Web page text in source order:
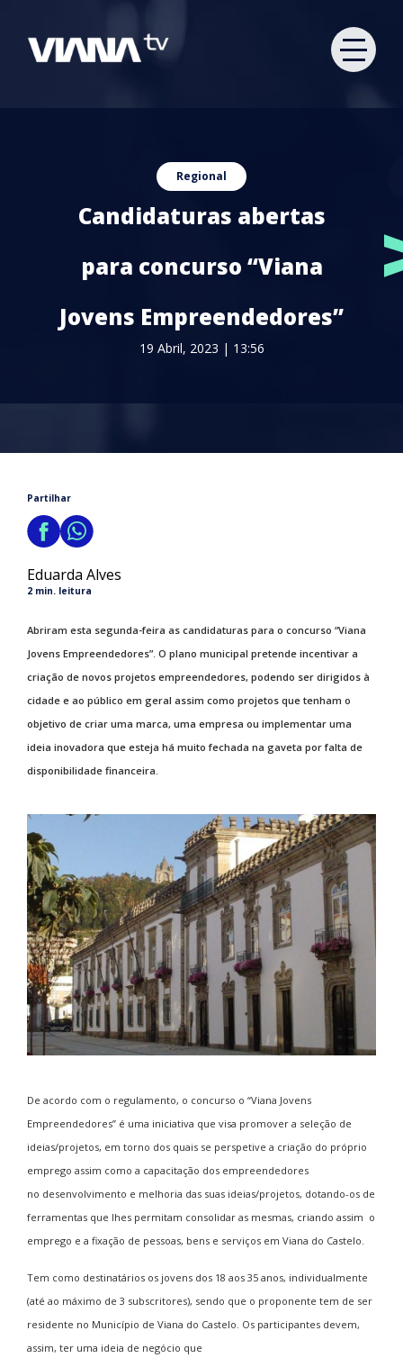
Regional
Candidaturas abertas
para concurso “Viana
Jovens Empreendedores”
19 Abril, 2023 | 13:56
Partilhar
Eduarda Alves
2 min. leitura
Abriram esta segunda-feira as candidaturas para o concurso “Viana
Jovens Empreendedores”. O plano municipal pretende incentivar a
criação de novos projetos empreendedores, podendo ser dirigidos à
cidade e ao público em geral assim como projetos que tenham o
objetivo de criar uma marca, uma empresa ou implementar uma
ideia inovadora que esteja há muito fechada na gaveta por falta de
disponibilidade financeira.
De acordo com o regulamento, o concurso o “Viana Jovens
Empreendedores” é uma iniciativa que visa promover a seleção de
ideias/projetos, em torno dos quais se perspetive a criação do próprio
emprego assim como a capacitação dos empreendedores
no desenvolvimento e melhoria das suas ideias/projetos, dotando-os de
ferramentas que lhes permitam consolidar as mesmas, criando assim o
emprego e a fixação de pessoas, bens e serviços em Viana do Castelo.
Tem como destinatários os jovens dos 18 aos 35 anos, individualmente
(até ao máximo de 3 subscritores), sendo que o proponente tem de ser
residente no Município de Viana do Castelo. Os participantes devem,
assim, ter uma ideia de negócio que